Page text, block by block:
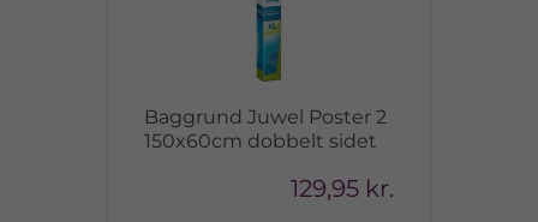
Baggrund Juwel Poster 2
150x60cm dobbelt sidet
129,95 kr.